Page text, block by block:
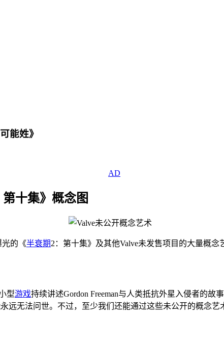
能姓》
第十集》概念图
光的《半衰期2：第十集》及其他Valve未发售项目的大量概念
型游戏持续讲述Gordon Freeman与人类抵抗外星入侵者的故
无法问世。不过，至少我们还能通过这些未公开的概念艺